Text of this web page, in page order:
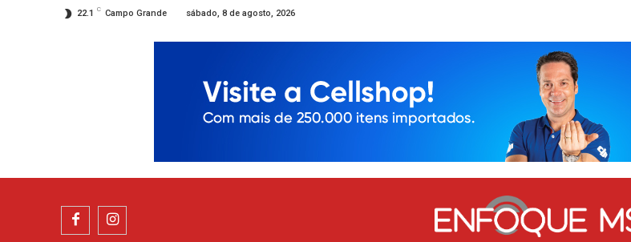
22.1 C Campo Grande sábado, 8 de agosto, 2026